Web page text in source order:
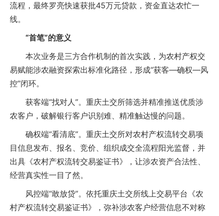
流程，最终罗亮快速获批45万元贷款，资金直达农忙一
线。
“首笔”的意义
本次业务是三方合作机制的首次实践，为农村产权交
易赋能涉农融资探索出标准化路径，形成“获客—确权—风
控”闭环。
获客端“找对人”。重庆土交所筛选并精准推送优质涉
农客户，破解银行客户识别难、精准触达慢的问题。
确权端“看清底”。重庆土交所对农村产权流转交易项
目信息发布、报名、竞价、组织成交全流程阳光监督，并
出具《农村产权流转交易鉴证书》，让涉农资产合法性、
经营真实性一目了然。
风控端“敢放贷”。依托重庆土交所线上交易平台《农
村产权流转交易鉴证书》，弥补涉农客户经营信息不对称